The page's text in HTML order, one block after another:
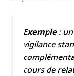
Exemple: un
vigilance
cours de